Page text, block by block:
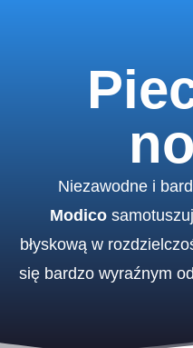
Niezawodne i
Modico
błyskową w
się bardzo wyraźnym